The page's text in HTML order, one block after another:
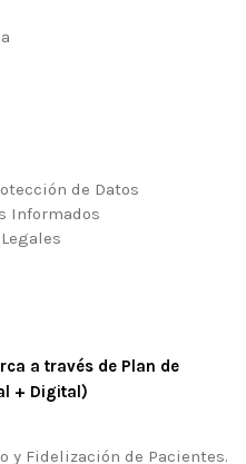
de Datos
Informados
a través de Plan de
+ Digital)
y Fidelización de Pacientes.